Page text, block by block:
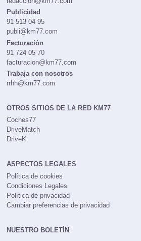
redaccion@km77.com
Publicidad
91 513 04 95
publi@km77.com
Facturación
91 724 05 70
facturacion@km77.com
Trabaja con nosotros
OTROS SITIOS DE LA RED KM77
Coches77
DriveMatch
ASPECTOS LEGALES
Política de cookies
Condiciones Legales
Política de privacidad